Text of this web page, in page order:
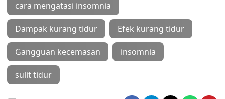
cara mengatasi insomnia
Dampak kurang tidur Efek kurang tidur
Gangguan kecemasan insomnia
sulit tidur